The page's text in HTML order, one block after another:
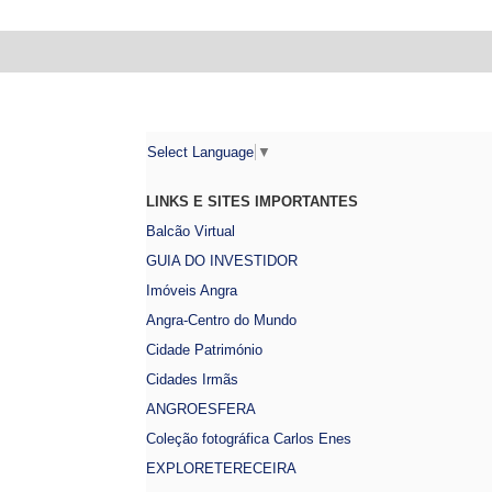
Select Language ▼
LINKS E SITES IMPORTANTES
Balcão Virtual
GUIA DO INVESTIDOR
Imóveis Angra
Angra-Centro do Mundo
Cidade Património
Cidades Irmãs
ANGROESFERA
Coleção fotográfica Carlos Enes
EXPLORETERECEIRA